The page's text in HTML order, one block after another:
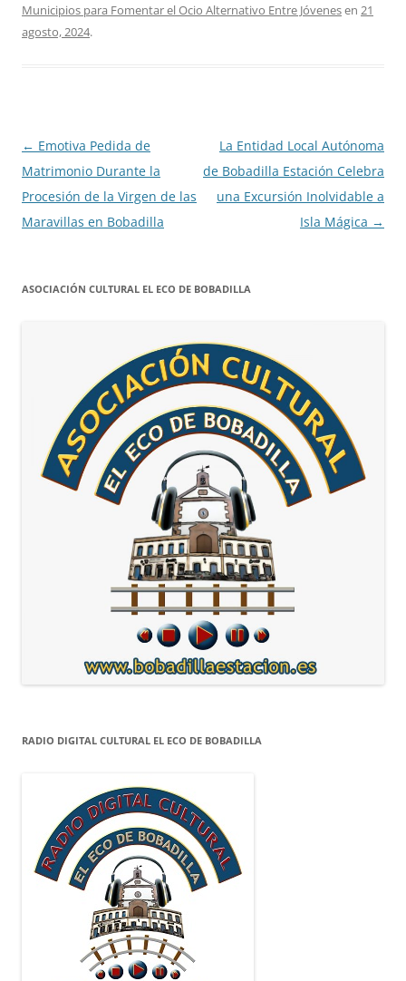
Municipios para Fomentar el Ocio Alternativo Entre Jóvenesen 21
agosto, 2024.
Navegación
de
entradas
← Emotiva Pedida de
Matrimonio Durante la
Procesión de la Virgen de las
Maravillas en Bobadilla
La Entidad Local Autónoma
de Bobadilla Estación Celebra
una Excursión Inolvidable a
Isla Mágica →
ASOCIACIÓN CULTURAL EL ECO DE BOBADILLA
RADIO DIGITAL CULTURAL EL ECO DE BOBADILLA